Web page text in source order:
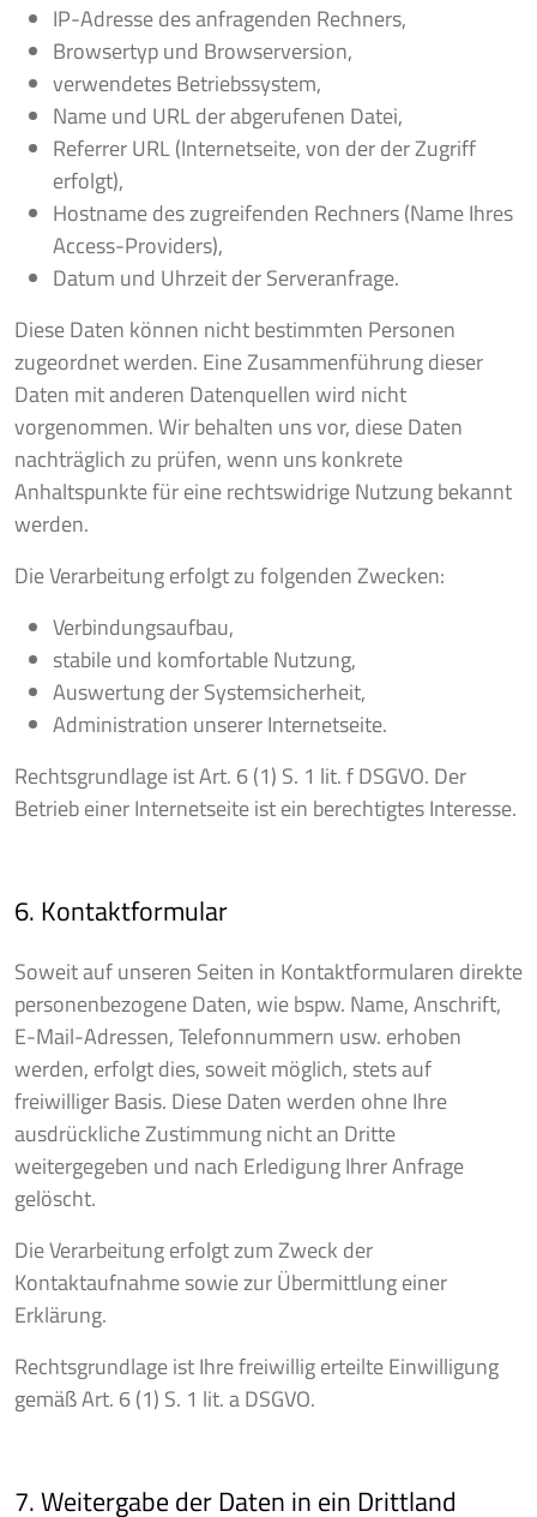
IP-Adresse des anfragenden Rechners,
Browsertyp und Browserversion,
verwendetes Betriebssystem,
Name und URL der abgerufenen Datei,
Referrer URL (Internetseite, von der der Zugriff
erfolgt),
Hostname des zugreifenden Rechners (Name Ihres
Access-Providers),
Datum und Uhrzeit der Serveranfrage.
Diese Daten können nicht bestimmten Personen
zugeordnet werden. Eine Zusammenführung dieser
Daten mit anderen Datenquellen wird nicht
vorgenommen. Wir behalten uns vor, diese Daten
nachträglich zu prüfen, wenn uns konkrete
Anhaltspunkte für eine rechtswidrige Nutzung bekannt
werden.
Die Verarbeitung erfolgt zu folgenden Zwecken:
Verbindungsaufbau,
stabile und komfortable Nutzung,
Auswertung der Systemsicherheit,
Administration unserer Internetseite.
Rechtsgrundlage ist Art. 6 (1) S. 1 lit. f DSGVO. Der
Betrieb einer Internetseite ist ein berechtigtes Interesse.
6. Kontaktformular
Soweit auf unseren Seiten in Kontaktformularen direkte
personenbezogene Daten, wie bspw. Name, Anschrift,
E-Mail-Adressen, Telefonnummern usw. erhoben
werden, erfolgt dies, soweit möglich, stets auf
freiwilliger Basis. Diese Daten werden ohne Ihre
ausdrückliche Zustimmung nicht an Dritte
weitergegeben und nach Erledigung Ihrer Anfrage
gelöscht.
Die Verarbeitung erfolgt zum Zweck der
Kontaktaufnahme sowie zur Übermittlung einer
Erklärung.
Rechtsgrundlage ist Ihre freiwillig erteilte Einwilligung
gemäß Art. 6 (1) S. 1 lit. a DSGVO.
7. Weitergabe der Daten in ein Drittland